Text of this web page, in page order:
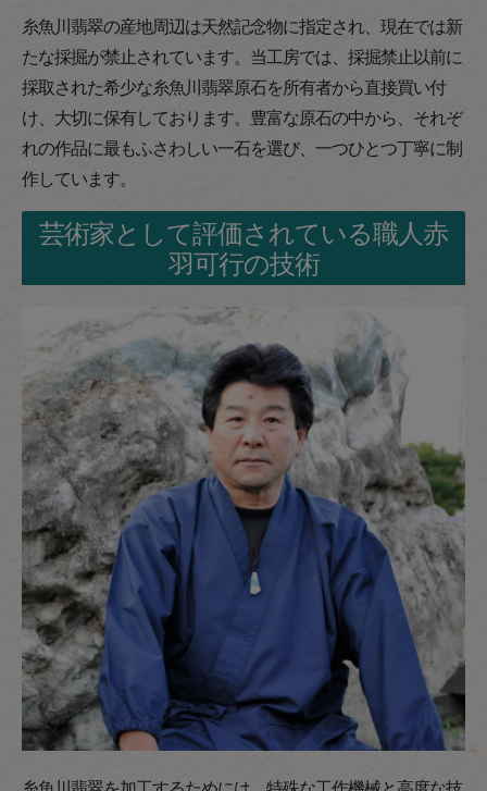
糸魚川翡翠の産地周辺は天然記念物に指定され、現在では新
たな採掘が禁止されています。当工房では、採掘禁止以前に
採取された希少な糸魚川翡翠原石を所有者から直接買い付
け、大切に保有しております。豊富な原石の中から、それぞ
れの作品に最もふさわしい一石を選び、一つひとつ丁寧に制
作しています。
芸術家として評価されている職人赤
羽可行の技術